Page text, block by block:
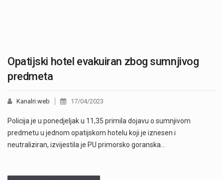
Opatijski hotel evakuiran zbog sumnjivog
predmeta
Kanalri.web 17/04/2023
Policija je u ponedjeljak u 11,35 primila dojavu o sumnjivom
predmetu u jednom opatijskom hotelu koji je iznesen i
neutraliziran, izvijestila je PU primorsko goranska…